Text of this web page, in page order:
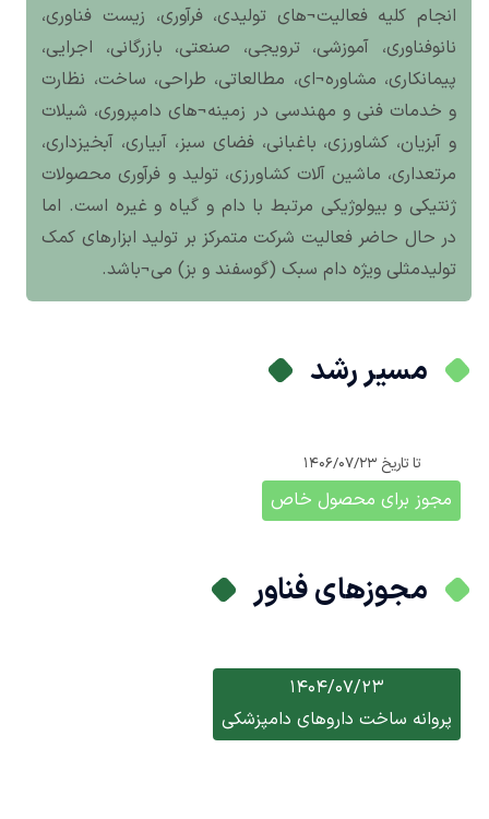
انجام کلیه فعالیت¬های تولیدی، فرآوری، زیست فناوری،
نانوفناوری، آموزشی، ترویجی، صنعتی، بازرگانی، اجرایی،
پیمانکاری، مشاوره¬ای، مطالعاتی، طراحی، ساخت، نظارت
و خدمات فنی و مهندسی در زمینه¬های دامپروری، شیلات
و آبزیان، کشاورزی، باغبانی، فضای سبز، آبیاری، آبخیزداری،
مرتعداری، ماشین آلات کشاورزی، تولید و فرآوری محصولات
ژنتیکی و بیولوژیکی مرتبط با دام و گیاه و غیره است. اما
در حال حاضر فعالیت شرکت متمرکز بر تولید ابزارهای کمک
تولیدمثلی ویژه دام سبک (گوسفند و بز) می¬باشد.
مسیر رشد
تا تاریخ 1406/07/23
مجوز برای محصول خاص
مجوزهای فناور
1404/07/23
پروانه ساخت داروهای دامپزشکی